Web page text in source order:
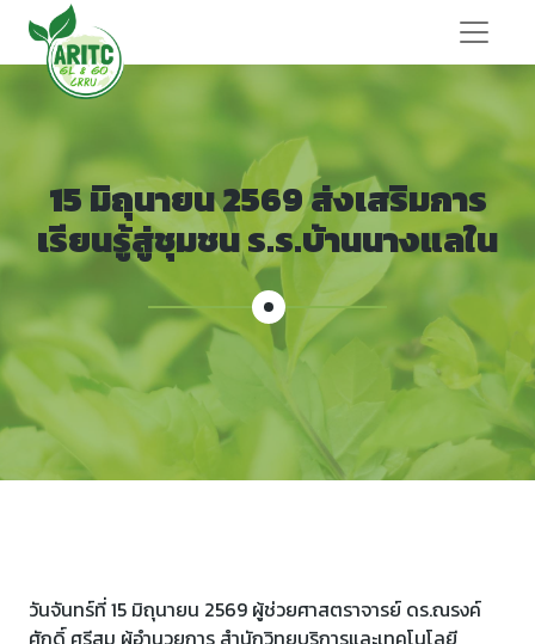
15 มิถุนายน 2569 ส่งเสริมการ
เรียนรู้สู่ชุมชน ร.ร.บ้านนางแลใน
วันจันทร์ที่ 15 มิถุนายน 2569 ผู้ช่วยศาสตราจารย์ ดร.ณรงค์
ศักดิ์ ศรีสม ผู้อำนวยการ สำนักวิทยบริการและเทคโนโลยี